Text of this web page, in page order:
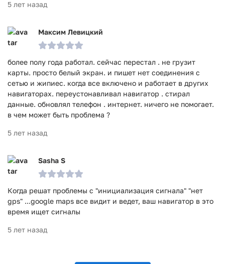
5 лет назад
Максим Левицкий
более полу года работал. сейчас перестал . не грузит
карты. просто белый экран. и пишет нет соединения с
сетью и жипиес. когда все включено и работает в других
навигаторах. переустонавливал навигатор . стирал
данные. обновлял телефон . интернет. ничего не помогает.
в чем может быть проблема ?
5 лет назад
Sasha S
Когда решат проблемы с "инициализация сигнала" "нет
gps" ...google maps все видит и ведет, ваш навигатор в это
время ищет сигналы
5 лет назад